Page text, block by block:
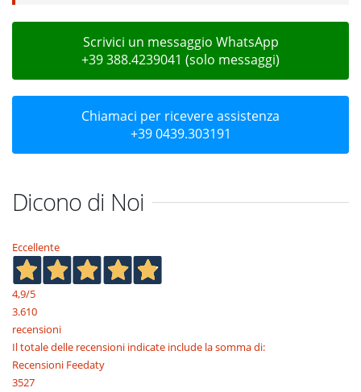
Scrivici un messaggio WhatsApp
+39 388.4239041 (solo messaggi)
Chiamaci per ricevere assistenza
+39 0439.303191
Dicono di Noi
Eccellente
4,9/5
3.610
recensioni
Il totale delle recensioni indicate include la somma di:
Recensioni Feedaty
3527